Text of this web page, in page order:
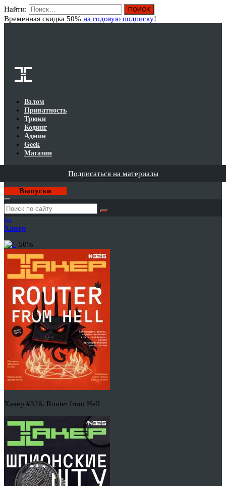
Найти:
Временная скидка 50% на годовую подписку!
Взлом
Приватность
Трюки
Кодинг
Админ
Geek
Магазин
Подписаться на материалы
Выпуски
Годовая
подписка
на
Хакер
-50%
Хакер #326. Router from Hell